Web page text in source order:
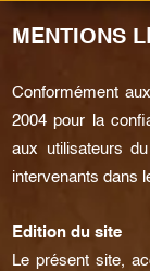
MENTIONS
Conformément
2004 pour la
aux utilisateurs
intervenants dans
Edition du site
Le présent site,